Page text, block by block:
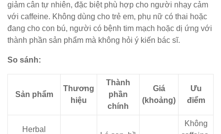
giảm cân tự nhiên, đặc biệt phù hợp cho người nhạy cảm
với caffeine. Không dùng cho trẻ em, phụ nữ có thai hoặc
đang cho con bú, người có bệnh tim mạch hoặc dị ứng với
thành phần sản phẩm mà không hỏi ý kiến bác sĩ.
So sánh:
Sản phẩm
Thương
hiệu
Thành
phần
chính
Giá
(khoảng)
Ưu
điểm
Herbal
Không